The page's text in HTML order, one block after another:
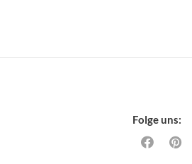
Folge uns: